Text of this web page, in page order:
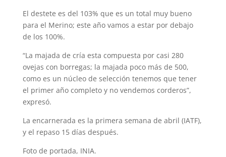
El destete es del 103% que es un total muy bueno
para el Merino; este año vamos a estar por debajo
de los 100%.
“La majada de cría esta compuesta por casi 280
ovejas con borregas; la majada poco más de 500,
como es un núcleo de selección tenemos que tener
el primer año completo y no vendemos corderos”,
expresó.
La encarnerada es la primera semana de abril (IATF),
y el repaso 15 días después.
Foto de portada, INIA.